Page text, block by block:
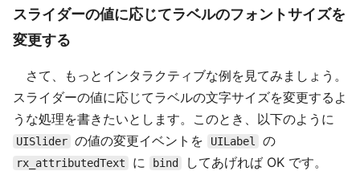
スライダーの値に応じてラベルのフォントサイズを
変更する
さて、もっとインタラクティブな例を見てみましょう。
スライダーの値に応じてラベルの文字サイズを変更するよ
うな処理を書きたいとします。このとき、以下のように
UISlider の値の変更イベントを UILabel の
rx_attributedText に bind してあげれば OK です。